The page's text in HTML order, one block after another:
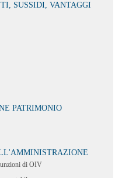
SUSSIDI, VANTAGGI
PATRIMONIO
di OIV